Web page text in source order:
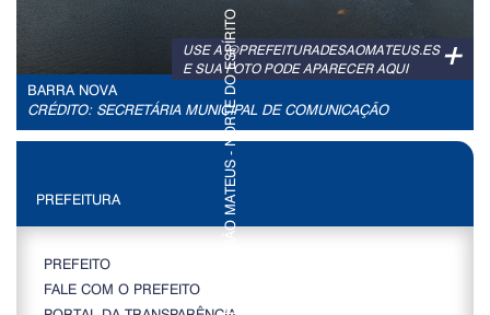
+
USE A @PREFEITURADESAOMATEUS.ES
E SUA FOTO PODE APARECER AQUI
BARRA NOVA
CRÉDITO: SECRETÁRIA MUNICIPAL DE COMUNICAÇÃO
PREFEITURA
PREFEITO
FALE COM O PREFEITO